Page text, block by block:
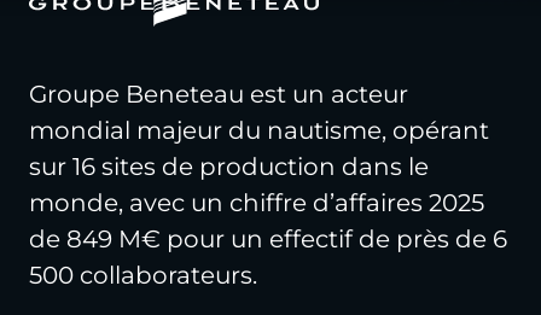
Groupe Beneteau est un acteur
mondial majeur du nautisme, opérant
sur 16 sites de production dans le
monde, avec un chiffre d’affaires 2025
de 849 M€ pour un effectif de près de 6
500 collaborateurs.